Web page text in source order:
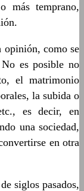
más temprano,
opinión, como se
es posible no
el matrimonio
la subida o
es decir, en
una sociedad,
en otra
siglos pasados,